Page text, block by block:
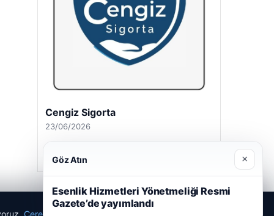
Cengiz Sigorta
23/06/2026
Çerez Politikamız
Göz Atın ×
Esenlik Hizmetleri Yönetmeliği Resmi
Gazete’de yayımlandı